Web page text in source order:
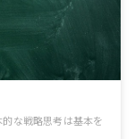
な戦略思考は基本を